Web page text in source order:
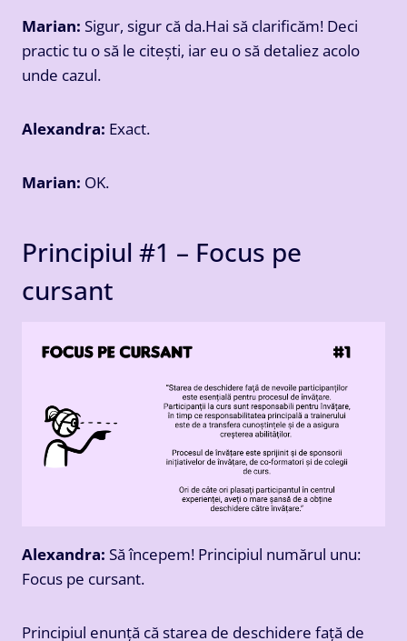
Marian: Sigur, sigur că da.Hai să clarificăm! Deci
practic tu o să le citești, iar eu o să detaliez acolo
unde cazul.
Alexandra: Exact.
Marian: OK.
Principiul #1 – Focus pe
cursant
Alexandra: Să începem! Principiul numărul unu:
Focus pe cursant.
Principiul enunță că starea de deschidere față de